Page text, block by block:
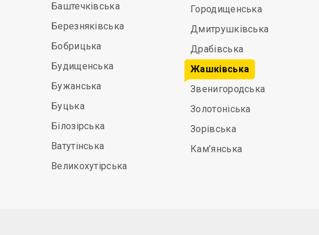
Баштечківська
Березняківська
Бобрицька
Будищенська
Бужанська
Буцька
Білозірська
Ватутінська
Великохутірська
Городищенська
Дмитрушківська
Драбівська
Жашківська
Звенигородська
Золотоніська
Зорівська
Кам’янська